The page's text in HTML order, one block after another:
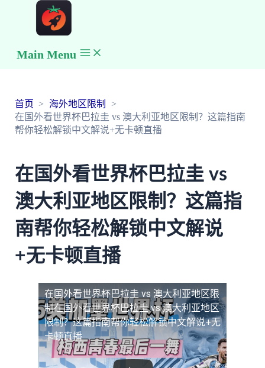
Main Menu
首页
海外地区限制
在国外看世界杯巴拉圭 vs 澳大利亚地区限制？这篇指南
帮你轻松解锁中文解说+无卡顿直播
在国外看世界杯巴拉圭 vs
澳大利亚地区限制？这篇指
南帮你轻松解锁中文解说
+无卡顿直播
在国外看世界杯巴拉圭 vs 澳大利亚地区限
制在国外看世界杯巴拉圭 vs 澳大利亚地区
限制？这篇指南帮你轻松解锁中文解说+无
卡顿直播